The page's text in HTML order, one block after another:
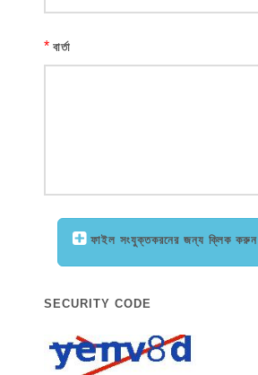
* বার্তা
ফাইল সংযুক্তকরনের জন্য ক্লিক করুন
SECURITY CODE